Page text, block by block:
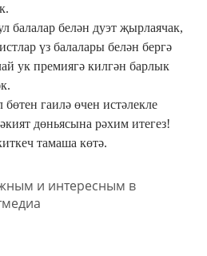
балалар белән дуэт җырлаячак,
үз балалары белән бергә
ук премиягә килгән барлык
гаилә өчен истәлекле
дөньясына рәхим итегез!
тамаша көтә.
и интересным в